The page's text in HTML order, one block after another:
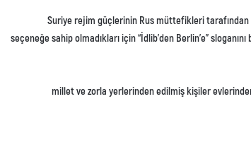
Suriye rejim güçlerinin Rus müttefikleri tarafından
seçeneğe sahip olmadıkları için “İdlib’den Berlin’e”
millet ve zorla yerlerinden edilmiş kişiler